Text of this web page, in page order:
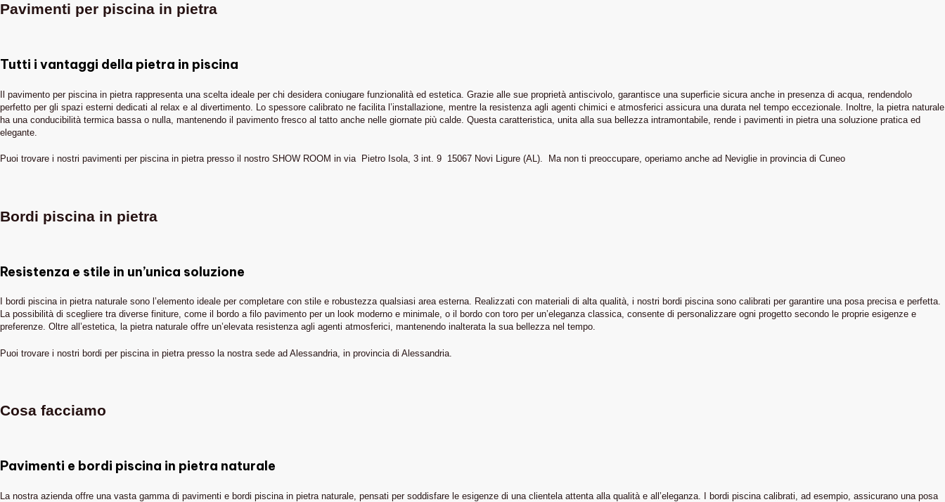
Pavimenti per piscina in pietra
Tutti i vantaggi della pietra in piscina
Il pavimento per piscina in pietra rappresenta una scelta ideale per chi desidera coniugare funzionalità ed estetica. Grazie alle sue proprietà antiscivolo, garantisce una superficie sicura anche in presenza di acqua, rendendolo
perfetto per gli spazi esterni dedicati al relax e al divertimento. Lo spessore calibrato ne facilita l’installazione, mentre la resistenza agli agenti chimici e atmosferici assicura una durata nel tempo eccezionale. Inoltre, la pietra naturale
ha una conducibilità termica bassa o nulla, mantenendo il pavimento fresco al tatto anche nelle giornate più calde. Questa caratteristica, unita alla sua bellezza intramontabile, rende i pavimenti in pietra una soluzione pratica ed
elegante.
Puoi trovare i nostri pavimenti per piscina in pietra presso il nostro SHOW ROOM in via Pietro Isola, 3 int. 9 15067 Novi Ligure (AL). Ma non ti preoccupare, operiamo anche ad Neviglie in provincia di Cuneo
Bordi piscina in pietra
Resistenza e stile in un’unica soluzione
I bordi piscina in pietra naturale sono l’elemento ideale per completare con stile e robustezza qualsiasi area esterna. Realizzati con materiali di alta qualità, i nostri bordi piscina sono calibrati per garantire una posa precisa e perfetta.
La possibilità di scegliere tra diverse finiture, come il bordo a filo pavimento per un look moderno e minimale, o il bordo con toro per un’eleganza classica, consente di personalizzare ogni progetto secondo le proprie esigenze e
preferenze. Oltre all’estetica, la pietra naturale offre un’elevata resistenza agli agenti atmosferici, mantenendo inalterata la sua bellezza nel tempo.
Puoi trovare i nostri bordi per piscina in pietra presso la nostra sede ad Alessandria, in provincia di Alessandria.
Cosa facciamo
Pavimenti e bordi piscina in pietra naturale
La nostra azienda offre una vasta gamma di pavimenti e bordi piscina in pietra naturale, pensati per soddisfare le esigenze di una clientela attenta alla qualità e all’eleganza. I bordi piscina calibrati, ad esempio, assicurano una posa